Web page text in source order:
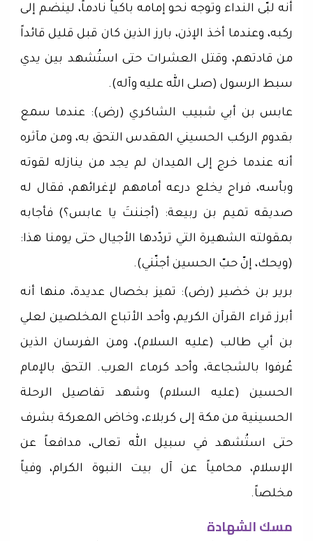
أنه لبّى النداء وتوجه نحو إمامه باكياً نادماً، لينضم إلى
ركبه، وعندما أخذ الإذن، بارز الذين كان قبل قليل قائداً
من قادتهم، وقتل العشرات حتى استُشهد بين يدي
سبط الرسول (صلى الله عليه وآله).
عابس بن أبي شبيب الشاكري (رض): عندما سمع
بقدوم الركب الحسيني المقدس التحق به، ومن مآثره
أنه عندما خرج إلى الميدان لم يجد من ينازله لقوته
وبأسه، فراح يخلع درعه أمامهم لإغرائهم، فقال له
صديقه تميم بن ربيعة: (أجننتَ يا عابس؟) فأجابه
بمقولته الشهيرة التي تردّدها الأجيال حتى يومنا هذا:
(ويحك، إنّ حبّ الحسين أجنّني).
برير بن خضير (رض): تميز بخصال عديدة، منها أنه
أبرز قراء القرآن الكريم، وأحد الأتباع المخلصين لعلي
بن أبي طالب (عليه السلام)، ومن الفرسان الذين
عُرفوا بالشجاعة، وأحد كرماء العرب. التحق بالإمام
الحسين (عليه السلام) وشهد تفاصيل الرحلة
الحسينية من مكة إلى كربلاء، وخاض المعركة بشرف
حتى استُشهد في سبيل الله تعالى، مدافعاً عن
الإسلام، محامياً عن آل بيت النبوة الكرام، وفياً
مخلصاً.
مسك الشهادة